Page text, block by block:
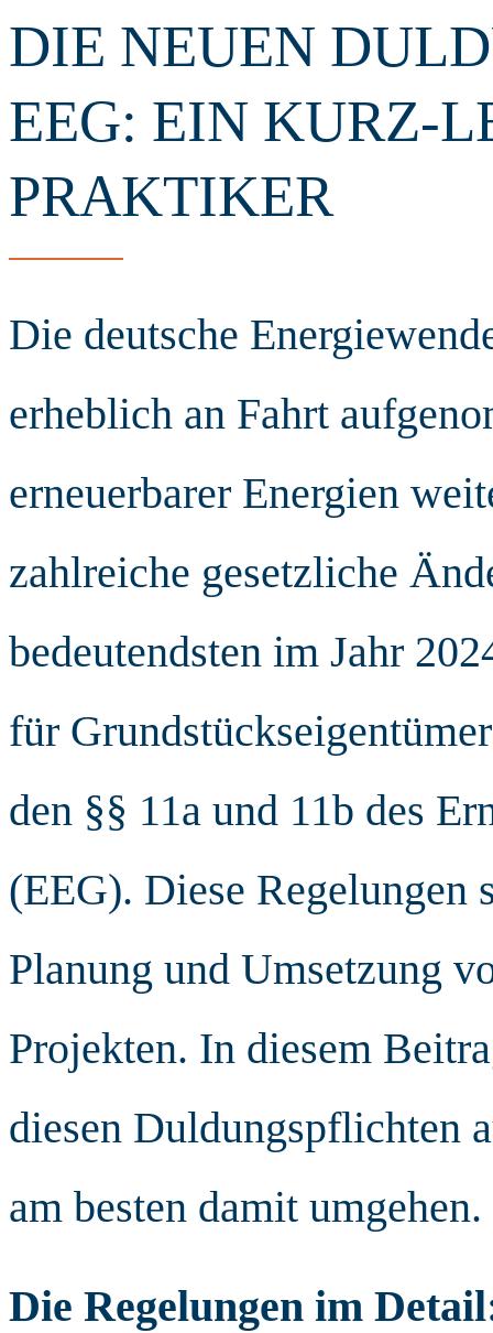
DIE NEUEN
EEG: EIN KURZ-
PRAKTIKER
Die deutsche
erheblich an Fahrt
erneuerbarer Energien
zahlreiche gesetzliche
bedeutendsten im Jahr
für
den §§ 11a und 11b des
(EEG). Diese Regelungen
Planung und Umsetzung
Projekten. In diesem
diesen Duldungspflichten
am besten damit umgehen.
Die Regelungen im